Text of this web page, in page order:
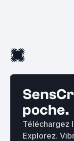
poche.
Téléchargez
Explorez.